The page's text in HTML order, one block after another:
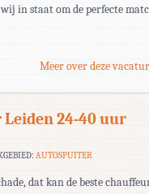
in staat om de perfecte
Meer over deze
24-40 uur
AUTOSPUITER
dat kan de beste